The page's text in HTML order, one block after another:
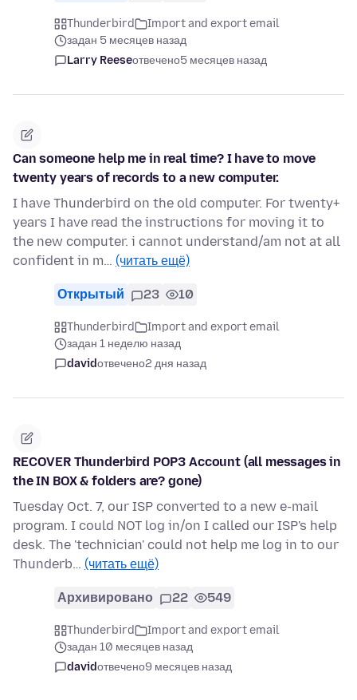
Thunderbird
Import and export email
задан 5 месяцев назад
Larry Reeseотвечено5 месяцев назад
Can someone help me in real time? I have to move
twenty years of records to a new computer.
I have Thunderbird on the old computer. For twenty+
years I have read the instructions for moving it to
the new computer. i cannot understand/am not at all
confident in m… (читать ещё)
Открытый 23 10
Thunderbird
Import and export email
задан 1 неделю назад
davidотвечено2 дня назад
RECOVER Thunderbird POP3 Account (all messages in
the IN BOX & folders are? gone)
Tuesday Oct. 7, our ISP converted to a new e-mail
program. I could NOT log in/on I called our ISP's help
desk. The 'technician' could not help me log in to our
Thunderb… (читать ещё)
Архивировано 22 549
Thunderbird
Import and export email
задан 10 месяцев назад
davidотвечено9 месяцев назад